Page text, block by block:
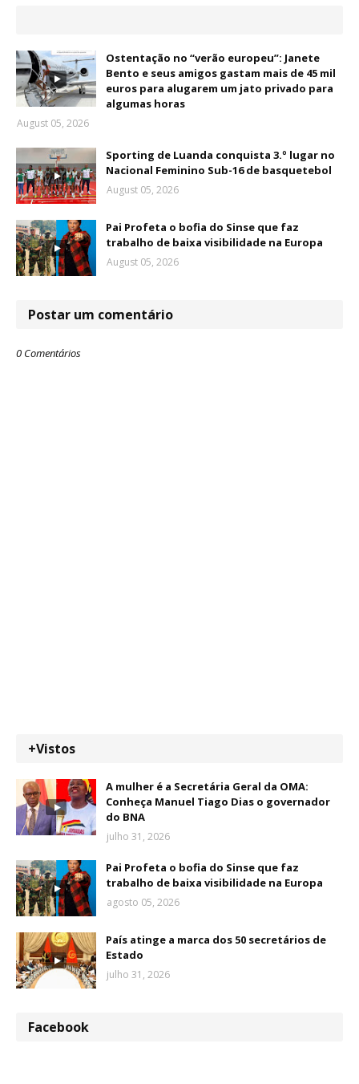
Ostentação no “verão europeu”: Janete
Bento e seus amigos gastam mais de 45 mil
euros para alugarem um jato privado para
algumas horas
August 05, 2026
Sporting de Luanda conquista 3.º lugar no
Nacional Feminino Sub-16 de basquetebol
August 05, 2026
Pai Profeta o bofia do Sinse que faz
trabalho de baixa visibilidade na Europa
August 05, 2026
Postar um comentário
0 Comentários
+Vistos
A mulher é a Secretária Geral da OMA:
Conheça Manuel Tiago Dias o governador
do BNA
julho 31, 2026
Pai Profeta o bofia do Sinse que faz
trabalho de baixa visibilidade na Europa
agosto 05, 2026
País atinge a marca dos 50 secretários de
Estado
julho 31, 2026
Facebook